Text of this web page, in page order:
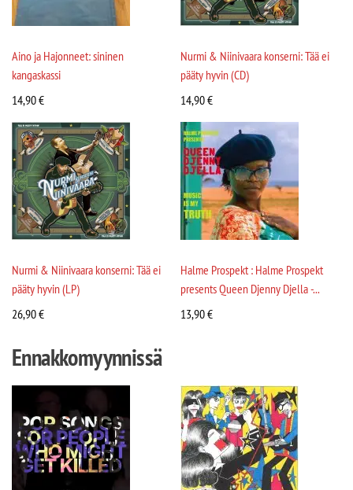
Aino ja Hajonneet: sininen
kangaskassi
14,90€
Nurmi & Niinivaara konserni: Tää ei
pääty hyvin (CD)
14,90€
Nurmi & Niinivaara konserni: Tää ei
pääty hyvin (LP)
26,90€
Halme Prospekt : Halme Prospekt
presents Queen Djenny Djella -...
13,90€
Ennakkomyynnissä